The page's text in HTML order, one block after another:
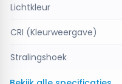
kleurweergave-index
natuurgetrouw
Hetslanke ontwerp
zwarte afwerking
Lichtkleur
CRI (Kleurweergave)
Stralingshoek